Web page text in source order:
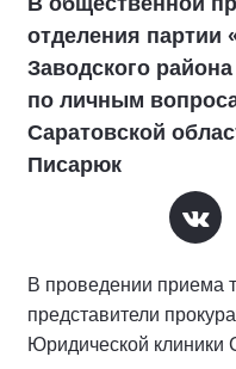
отделения партии
Заводского
по личным
Саратовской
Писарюк
В проведении приема
представители
Юридической